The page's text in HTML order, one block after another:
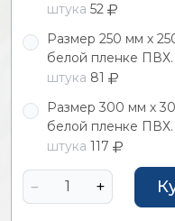
штука 52
Размер 250 мм х
белой пленке ПВХ.
штука 81
Размер 300 мм х
белой пленке ПВХ.
штука 117